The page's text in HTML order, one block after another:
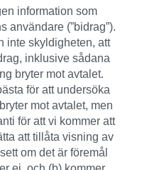
information som
användare (”bidrag”).
inte skyldigheten, att
inklusive sådana
bryter mot avtalet.
för att undersöka
mot avtalet, men
för att vi kommer att
att tillåta visning av
om det är föremål